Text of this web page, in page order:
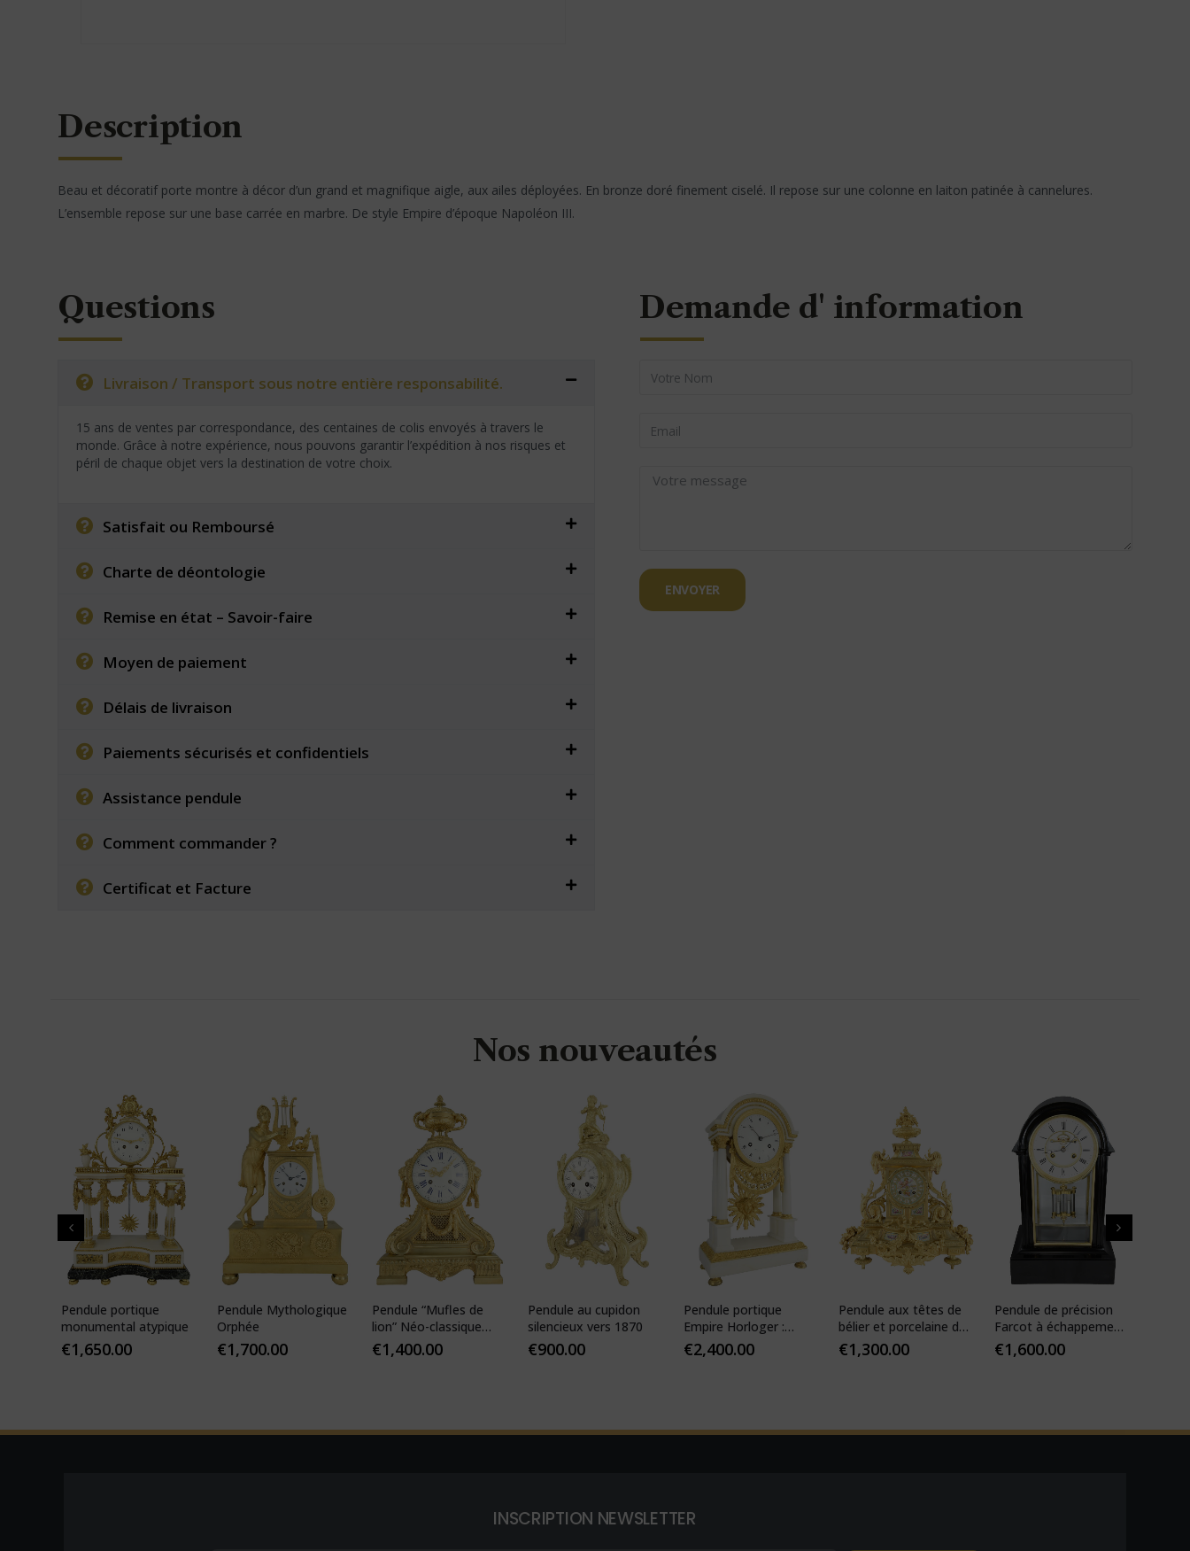
Description
Beau et décoratif porte montre à décor d’un grand et magnifique aigle, aux ailes déployées. En bronze doré finement ciselé. Il repose sur une colonne en laiton patinée à cannelures.
L’ensemble repose sur une base carrée en marbre. De style Empire d’époque Napoléon III.
Questions
Livraison / Transport sous notre entière responsabilité.
15 ans de ventes par correspondance, des centaines de colis envoyés à travers le
monde. Grâce à notre expérience, nous pouvons garantir l’expédition à nos risques et
péril de chaque objet vers la destination de votre choix.
Satisfait ou Remboursé
Charte de déontologie
Remise en état – Savoir-faire
Moyen de paiement
Délais de livraison
Paiements sécurisés et confidentiels
Assistance pendule
Comment commander ?
Certificat et Facture
Demande d' information
ENVOYER
Nos nouveautés
Pendule portique
monumental atypique
€1,650.00
Pendule Mythologique
Orphée
€1,700.00
Pendule “Mufles de
lion” Néo-classique
JAPY FILS 1855
€1,400.00
Pendule au cupidon
silencieux vers 1870
€900.00
Pendule portique
Empire Horloger :
VEIBEL 1810
€2,400.00
Pendule aux têtes de
bélier et porcelaine de
Paris
€1,300.00
Pendule de précision
Farcot à échappement
Brocot visible
€1,600.00
INSCRIPTION NEWSLETTER